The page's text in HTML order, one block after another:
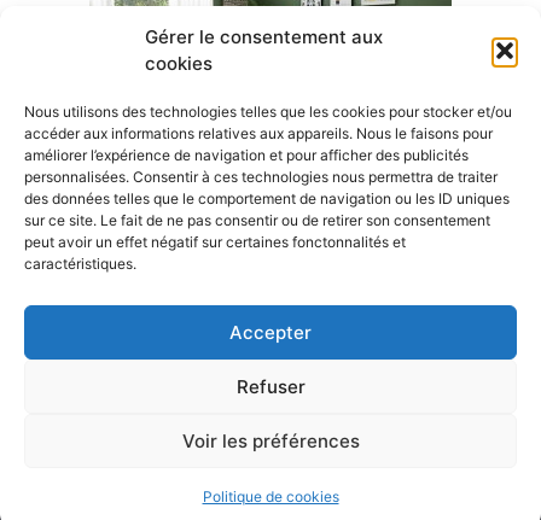
Gérer le consentement aux
cookies
Nous utilisons des technologies telles que les cookies pour stocker et/ou
accéder aux informations relatives aux appareils. Nous le faisons pour
améliorer l’expérience de navigation et pour afficher des publicités
personnalisées. Consentir à ces technologies nous permettra de traiter
des données telles que le comportement de navigation ou les ID uniques
sur ce site. Le fait de ne pas consentir ou de retirer son consentement
peut avoir un effet négatif sur certaines fonctonnalités et
caractéristiques.
Accepter
Refuser
Voir les préférences
Politique de cookies
A visiter
Mairie de Rountzenheim-Auenheim
Oiron travaux
Aucun lien avec l'ancienne commune française.